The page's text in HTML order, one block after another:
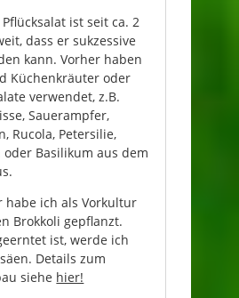
ist seit ca. 2
dass er sukzessive
kann. Vorher haben
Küchenkräuter oder
verwendet, z.B.
Sauerampfer,
Rucola, Petersilie,
Basilikum aus dem
habe ich als Vorkultur
Brokkoli gepflanzt.
ist, werde ich
Details zum
siehe hier!